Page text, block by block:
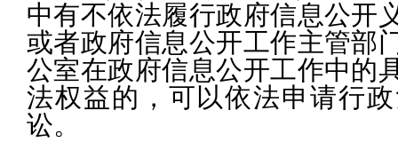
中有不依法履行政府信息公开
或者政府信息公开工作主管部
公室在政府信息公开工作中的
法权益的，可以依法申请行
讼。